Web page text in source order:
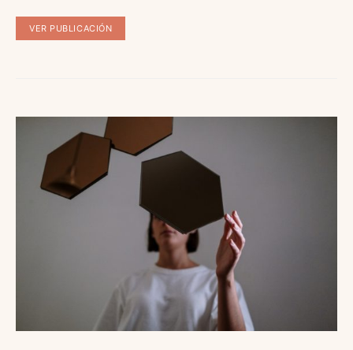
VER PUBLICACIÓN